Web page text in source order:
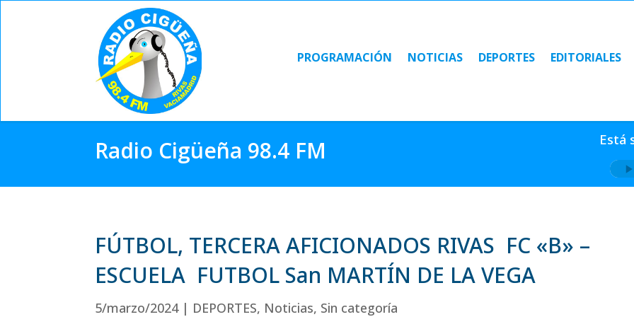
PROGRAMACIÓN NOTICIAS DEPORTES EDITORIALES
PROGRAMACIÓN NOTICIAS DEPORTES EDITORIALES
Radio Cigüeña 98.4 FM Está
FÚTBOL, TERCERA AFICIONADOS RIVAS FC «B» –
ESCUELA FUTBOL San MARTÍN DE LA VEGA
5/marzo/2024| DEPORTES, Noticias, Sin categoría